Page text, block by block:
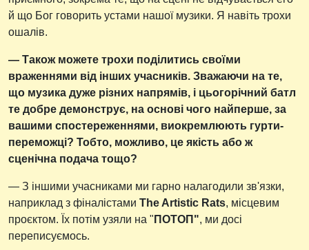
й що Бог говорить устами нашої музики. Я навіть трохи
ошалів.
— Також можете трохи поділитись своїми
враженнями від інших учасників. Зважаючи на те,
що музика дуже різних напрямів, і цьогорічний батл
те добре демонструє, на основі чого найперше, за
вашими спостереженнями, виокремлюють гурти-
переможці? Тобто, можливо, це якість або ж
сценічна подача тощо?
— З іншими учасниками ми гарно налагодили зв'язки,
наприклад з фіналістами The Artistic Rats, місцевим
проєктом. Їх потім узяли на " ПОТОП", ми досі
переписуємось.